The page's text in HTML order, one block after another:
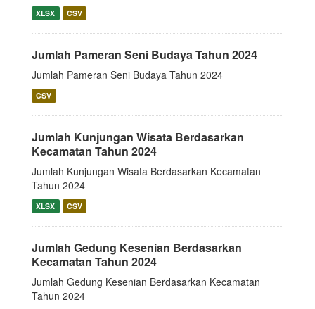
XLSX CSV
Jumlah Pameran Seni Budaya Tahun 2024
Jumlah Pameran Seni Budaya Tahun 2024
CSV
Jumlah Kunjungan Wisata Berdasarkan
Kecamatan Tahun 2024
Jumlah Kunjungan Wisata Berdasarkan Kecamatan
Tahun 2024
XLSX CSV
Jumlah Gedung Kesenian Berdasarkan
Kecamatan Tahun 2024
Jumlah Gedung Kesenian Berdasarkan Kecamatan
Tahun 2024